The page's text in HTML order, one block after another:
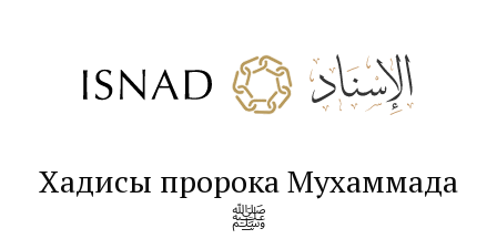
Хадисы пророка Мухаммада
ﷺ